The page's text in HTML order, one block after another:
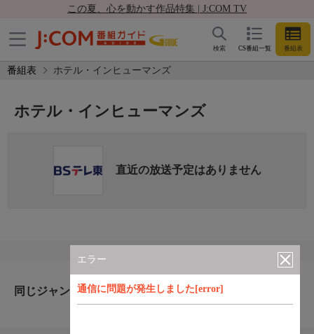
この夏、心を動かす作品特集 | J:COM TV
CS番組一覧 番組表
検索
番組表 ホテル・インヒューマンズ
エラー
通信に問題が発生しました[error]
ホテル・インヒューマンズ
直近の放送予定はありません
同じジャンルのおすすめ番組